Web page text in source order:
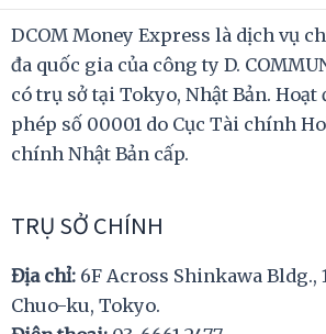
DCOM Money Express là dịch vụ
đa quốc gia của công ty D.
có trụ sở tại Tokyo, Nhật Bản.
phép số 00001 do Cục Tài chính
chính Nhật Bản cấp.
TRỤ SỞ CHÍNH
Địa chỉ: 6F Across Shinkawa Bldg.,
Chuo-ku, Tokyo.